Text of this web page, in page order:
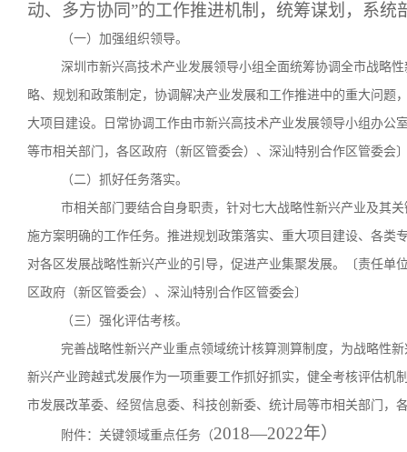
动、多方协同”的工作推进机制，统筹谋划，系统
（一）加强组织领导。
深圳市新兴高技术产业发展领导小组全面统筹协调全市战略
略、规划和政策制定，协调解决产业发展和工作推进中的重大问
大项目建设。日常协调工作由市新兴高技术产业发展领导小组办
等市相关部门，各区政府（新区管委会）、深汕特别合作区管委会
（二）抓好任务落实。
市相关部门要结合自身职责，针对七大战略性新兴产业及其
施方案明确的工作任务。推进规划政策落实、重大项目建设、各类
对各区发展战略性新兴产业的引导，促进产业集聚发展。〔责任
区政府（新区管委会）、深汕特别合作区管委会〕
（三）强化评估考核。
完善战略性新兴产业重点领域统计核算测算制度，为战略性
新兴产业跨越式发展作为一项重要工作抓好抓实，健全考核评估机
市发展改革委、经贸信息委、科技创新委、统计局等市相关部门，
附件：关键领域重点任务（2018—2022年）